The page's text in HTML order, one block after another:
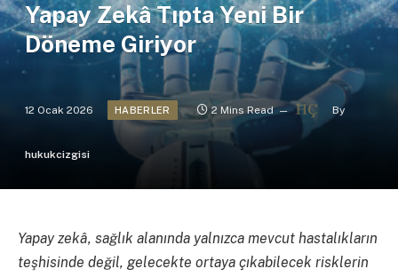
Yapay Zekâ Tıpta Yeni Bir
Döneme Giriyor
12 Ocak 2026 HABERLER 2 Mins Read By
hukukcizgisi
Yapay zekâ, sağlık alanında yalnızca mevcut hastalıkların
teşhisinde değil, gelecekte ortaya çıkabilecek risklerin